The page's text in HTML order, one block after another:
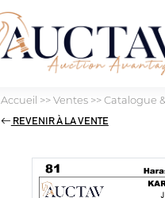
Accueil >>Ventes>>Catalogue
REVENIR À LA VENTE